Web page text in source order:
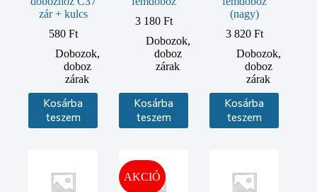
zár + kulcs
580 Ft
Dobozok,
doboz
zárak
Kosárba
teszem
3 180 Ft
Dobozok,
doboz
zárak
Kosárba
teszem
(nagy)
3 820 Ft
Dobozok,
doboz
zárak
Kosárba
teszem
AKCIÓ